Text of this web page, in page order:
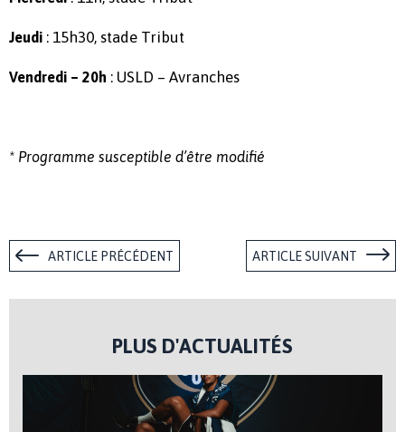
Jeudi : 15h30, stade Tribut
Vendredi – 20h : USLD – Avranches
* Programme susceptible d’être modifié
ARTICLE PRÉCÉDENT ARTICLE SUIVANT
PLUS D'ACTUALITÉS